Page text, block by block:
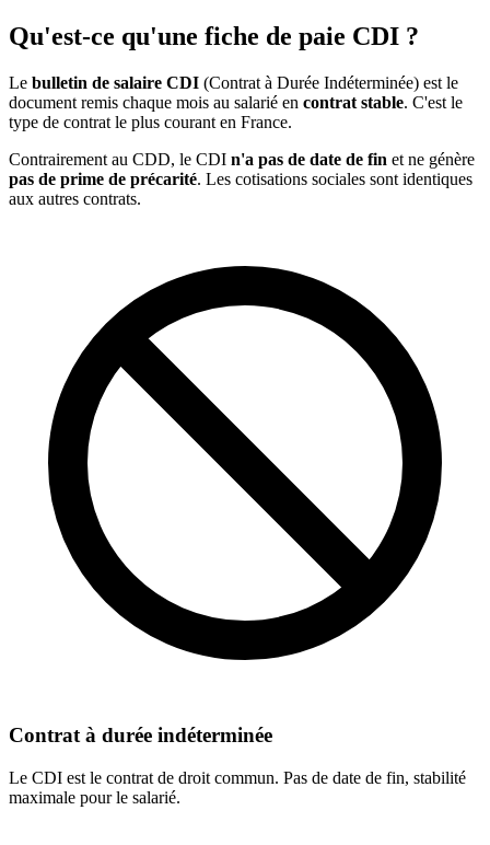
Qu'est-ce qu'une fiche de paie CDI ?
Le bulletin de salaire CDI (Contrat à Durée Indéterminée) est le
document remis chaque mois au salarié en contrat stable. C'est le
type de contrat le plus courant en France.
Contrairement au CDD, le CDI n'a pas de date de fin et ne génère
pas de prime de précarité. Les cotisations sociales sont identiques
aux autres contrats.
Contrat à durée indéterminée
Le CDI est le contrat de droit commun. Pas de date de fin, stabilité
maximale pour le salarié.